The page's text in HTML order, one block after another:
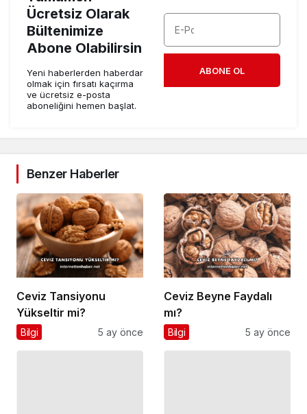
Ücretsiz Olarak
Bültenimize
Abone Olabilirsin
Yeni haberlerden haberdar
olmak için fırsatı kaçırma
ve ücretsiz e-posta
aboneliğini hemen başlat.
ABONE OL
Benzer Haberler
Ceviz Tansiyonu
Yükseltir mi?
Bilgi 5 ay önce
Ceviz Beyne Faydalı
mı?
Bilgi 5 ay önce